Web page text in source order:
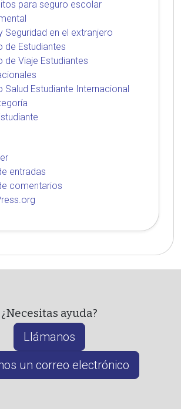
para seguro escolar
Seguridad en el extranjero
de Estudiantes
de Viaje Estudiantes
Salud Estudiante Internacional
entradas
comentarios
¿Necesitas ayuda?
Llámanos
un correo electrónico